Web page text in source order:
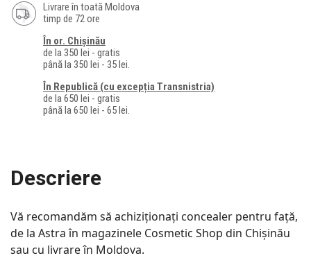
Livrare în toată Moldova
timp de 72 ore
În or. Chișinău
de la 350 lei - gratis
până la 350 lei - 35 lei.
În Republică (cu excepția Transnistria)
de la 650 lei - gratis
până la 650 lei - 65 lei.
Descriere
Vă recomandăm să achiziționați concealer pentru față,
de la Astra în magazinele Cosmetic Shop din Chișinău
sau cu livrare în Moldova.